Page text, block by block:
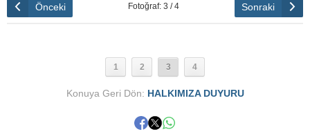
Önceki Fotoğraf: 3 / 4 Sonraki
1 2 3 4
Konuya Geri Dön: HALKIMIZA DUYURU